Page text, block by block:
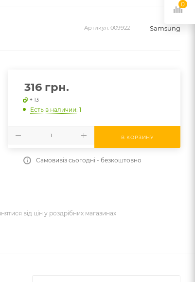
Артикул: 009922 Samsung
316грн.
+ 13
Есть в наличии: 1
В КОРЗИНУ
Самовивіз сьогодні - безкоштовно
від цін у роздрібних магазинах
0